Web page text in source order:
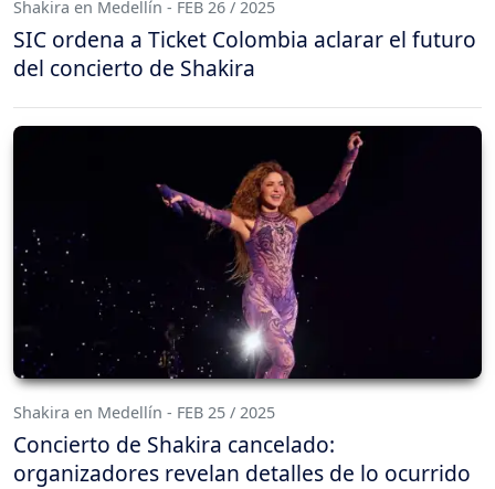
Shakira en Medellín - FEB 26 / 2025
SIC ordena a Ticket Colombia aclarar el futuro
del concierto de Shakira
Shakira en Medellín - FEB 25 / 2025
Concierto de Shakira cancelado:
organizadores revelan detalles de lo ocurrido